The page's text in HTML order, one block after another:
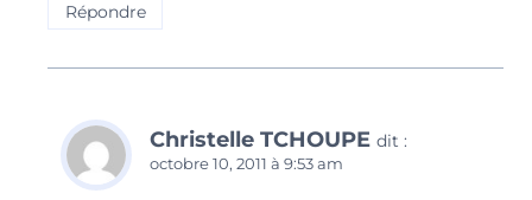
Répondre
Christelle TCHOUPE dit :
octobre 10, 2011 à 9:53 am